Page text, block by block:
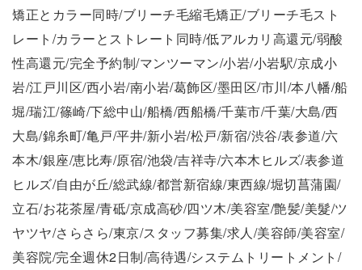
矯正とカラー同時/ブリーチ毛縮毛矯正/ブリーチ毛スト
レート/カラーとストレート同時/低アルカリ高還元/弱酸
性高還元/完全予約制/マンツーマン/小岩/小岩駅/京成小
岩/江戸川区/西小岩/南小岩/葛飾区/墨田区/市川/本八幡/船
堀/瑞江/篠崎/下総中山/船橋/西船橋/千葉市/千葉/大島/西
大島/錦糸町/亀戸/平井/新小岩/松戸/新宿/渋谷/表参道/六
本木/銀座/恵比寿/原宿/池袋/吉祥寺/六本木ヒルズ/表参道
ヒルズ/自由が丘/総武線/都営新宿線/東西線/堀切菖蒲園/
立石/お花茶屋/青砥/京成高砂/四ツ木/美容室/艶髪/美髮/ツ
ヤツヤ/さらさら/東京/スタッフ募集/求人/美容師/美容室/
美容院/完全週休2日制/高待遇/システムトリートメント/